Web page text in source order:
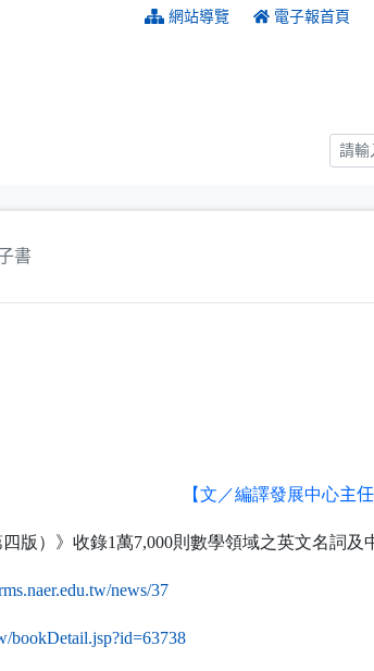
網站導覽 電子報首頁
搜尋
書
【文／編譯發展中心主
版）》收錄1萬7,000則數學領域之英文名詞及
news/37（另開新視窗）
bookDetail.jsp?id=63738（另開新視窗）